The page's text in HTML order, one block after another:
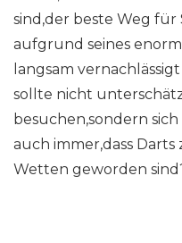
sind,der beste Weg für
aufgrund seines
langsam
sollte nicht
besuchen,sondern
auch immer,dass
Wetten geworden